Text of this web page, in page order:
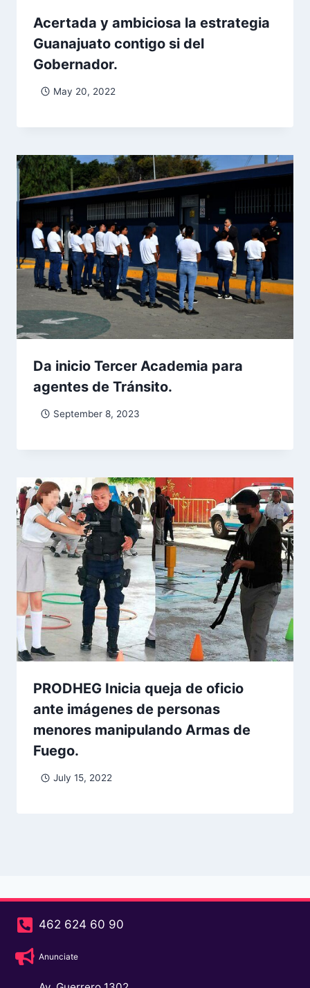
Acertada y ambiciosa la estrategia
Guanajuato contigo si del
Gobernador.
May 20, 2022
Da inicio Tercer Academia para
agentes de Tránsito.
September 8, 2023
PRODHEG Inicia queja de oficio
ante imágenes de personas
menores manipulando Armas de
Fuego.
July 15, 2022
462 624 60 90
Anunciate